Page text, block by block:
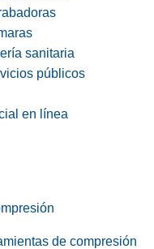
sanitaria
públicos
en línea
de compresión